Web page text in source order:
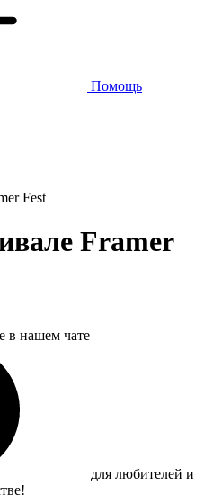
Помощь
Fest
Framer
в нашем чате
для любителей и